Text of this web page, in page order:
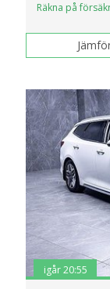
Räkna på
igår 20:55